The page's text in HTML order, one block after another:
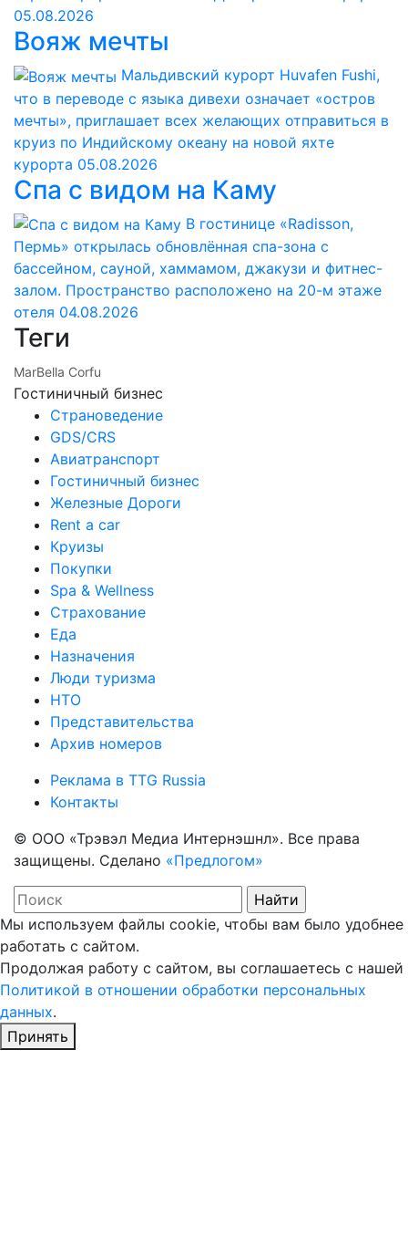
05.08.2026
Вояж мечты
Мальдивский курорт Huvafen Fushi,
что в переводе с языка дивехи означает «остров
мечты», приглашает всех желающих отправиться в
круиз по Индийскому океану на новой яхте
курорта 05.08.2026
Спа с видом на Каму
В гостинице «Radisson,
Пермь» открылась обновлённая спа-зона с
бассейном, сауной, хаммамом, джакузи и фитнес-
залом. Пространство расположено на 20-м этаже
отеля 04.08.2026
Теги
MarBella Corfu
Гостиничный бизнес
Страноведение
GDS/CRS
Авиатранспорт
Гостиничный бизнес
Железные Дороги
Rent a car
Круизы
Покупки
Spa & Wellness
Страхование
Еда
Назначения
Люди туризма
НТО
Представительства
Архив номеров
Реклама в TTG Russia
Контакты
© ООО «Трэвэл Медиа Интернэшнл». Все права
защищены. Сделано «Предлогом»
Мы используем файлы cookie, чтобы вам было удобнее
работать с сайтом.
Продолжая работу с сайтом, вы соглашаетесь с нашей
Политикой в отношении обработки персональных
данных.
Принять